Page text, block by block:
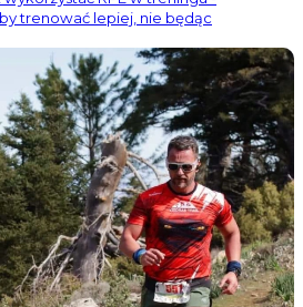
trenować lepiej, nie będąc